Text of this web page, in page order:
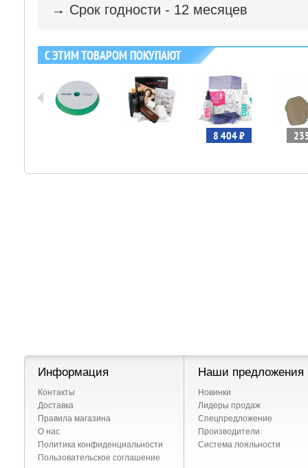
→ Срок годности - 12 месяцев
С ЭТИМ ТОВАРОМ ПОКУПАЮТ
8 404 ₽
Информация
Контакты
Доставка
Правила магазина
О нас
Политика конфиденциальности
Пользовательское соглашение
Наши предложения
Новинки
Лидеры продаж
Спецпредложение
Производители
Система лояльности